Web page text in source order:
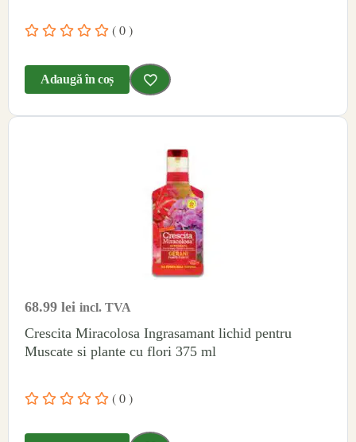
( 0 )
Adaugă în coș
68.99 lei incl. TVA
Crescita Miracolosa Ingrasamant lichid pentru
Muscate si plante cu flori 375 ml
( 0 )